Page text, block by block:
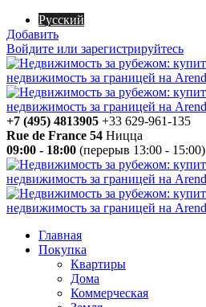
Русский
Добавить
Войдите или зарегистрируйтесь
+7 (495) 4813905 +33 629-961-135
Rue de France 54 Ницца
09:00 - 18:00 (перерыв 13:00 - 15:00)
Главная
Покупка
Квартиры
Дома
Коммерческая